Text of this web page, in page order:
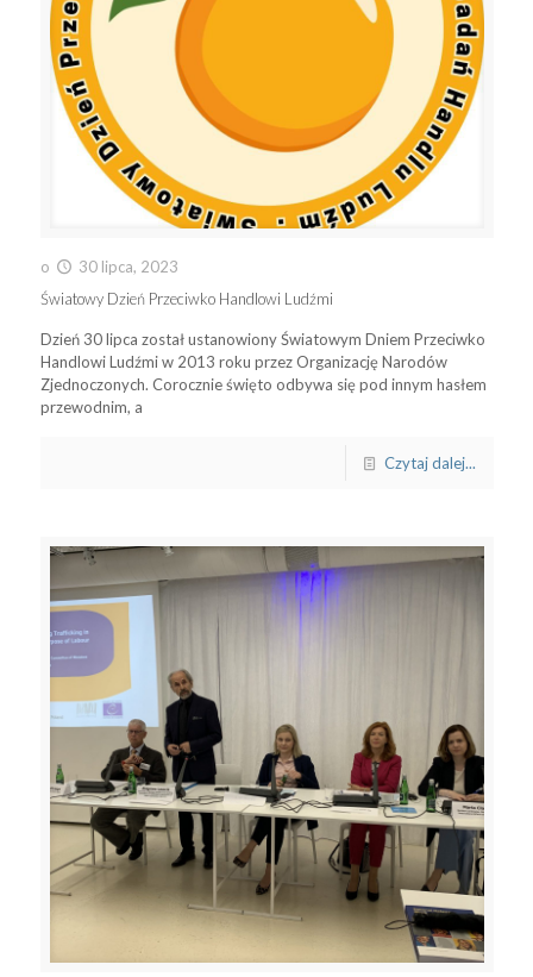
o
30 lipca, 2023
Światowy Dzień Przeciwko Handlowi Ludźmi
Dzień 30 lipca został ustanowiony Światowym Dniem Przeciwko
Handlowi Ludźmi w 2013 roku przez Organizację Narodów
Zjednoczonych. Corocznie święto odbywa się pod innym hasłem
przewodnim, a
Czytaj dalej...